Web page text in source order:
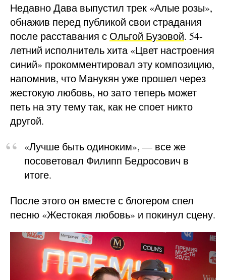
Недавно Дава выпустил трек «Алые розы»,
обнажив перед публикой свои страдания
после расставания с Ольгой Бузовой. 54-
летний исполнитель хита «Цвет настроения
синий» прокомментировал эту композицию,
напомнив, что Манукян уже прошел через
жестокую любовь, но зато теперь может
петь на эту тему так, как не споет никто
другой.
«Лучше быть одиноким», — все же
посоветовал Филипп Бедросович в
итоге.
После этого он вместе с блогером спел
песню «Жестокая любовь» и покинул сцену.